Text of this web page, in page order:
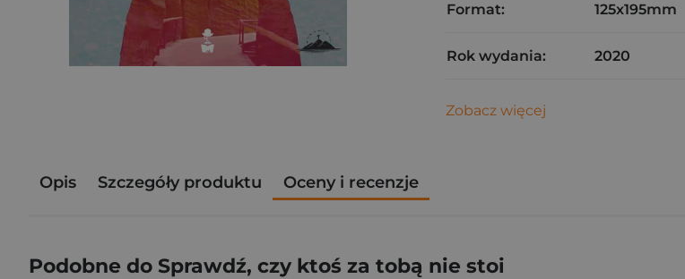
Format: 125x195mm
Rok wydania: 2020
Zobacz więcej
Opis Szczegóły produktu Oceny i recenzje
Podobne do Sprawdź, czy ktoś za tobą nie stoi